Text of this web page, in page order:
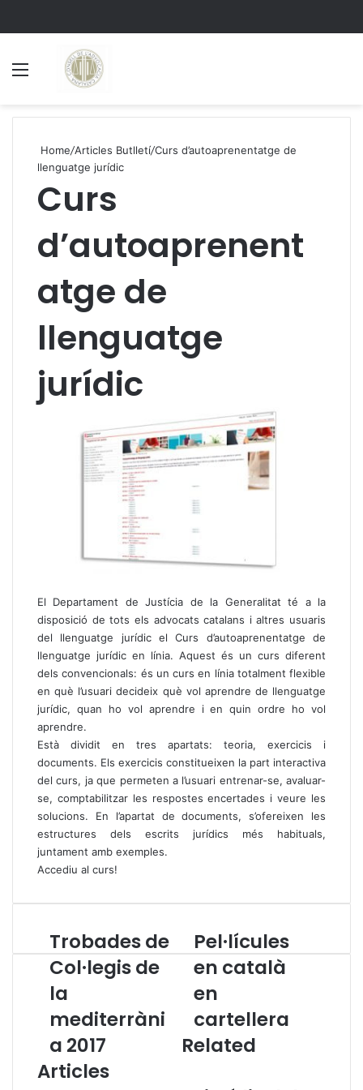
Home/Articles Butlletí/Curs d’autoaprenentatge de
llenguatge jurídic
Curs
d’autoaprenent
atge de
llenguatge
jurídic
El Departament de Justícia de la Generalitat té a la
disposició de tots els advocats catalans i altres usuaris
del llenguatge jurídic elCurs d’autoaprenentatge de
llenguatge jurídic en línia. Aquest és un curs diferent
dels convencionals: és un curs en línia totalment flexible
en què l’usuari decideix què vol aprendre de llenguatge
jurídic, quan ho vol aprendre i en quin ordre ho vol
aprendre.
Està dividit en tres apartats: teoria, exercicis i
documents. Els exercicis constitueixen la part interactiva
del curs, ja que permeten a l’usuari entrenar-se, avaluar-
se, comptabilitzar les respostes encertades i veure les
solucions. En l’apartat de documents, s’ofereixen les
estructures dels escrits jurídics més habituals,
juntament amb exemples.
Accediu al curs!
T
r
o
b
d
e
s
d
Trobades de
Col·legis de
la
mediterràni
a 2017
P
e
l
·
í
c
u
Pel·lícules
en català
en
cartellera
Related
Articles